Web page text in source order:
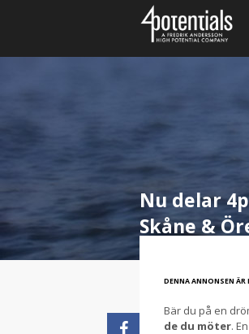
Nu delar
Skåne &
DENNA ANNONSEN ÄR
Bär du på en
de du möter.